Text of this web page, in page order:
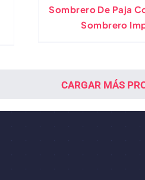
Sombrero De Paja
Sombrero
CARGAR MÁS